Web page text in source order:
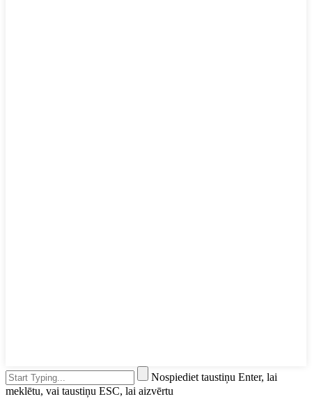
Nospiediet taustiņu Enter, lai
meklētu, vai taustiņu ESC, lai aizvērtu